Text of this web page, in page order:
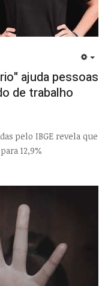
ajuda pessoas
de trabalho
pelo IBGE revela que
12,9%